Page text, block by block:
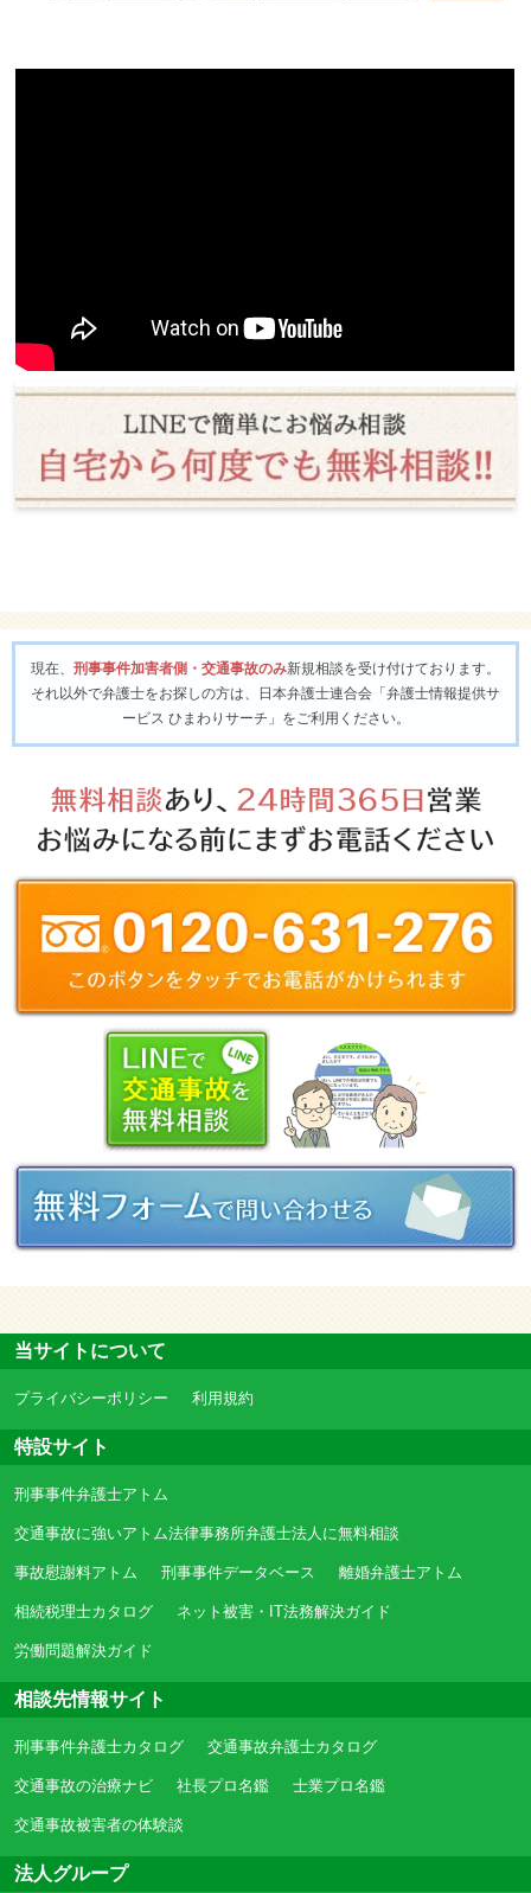
現在、 刑事事件加害者側・交通事故のみ新規相談を受け付けております。
それ以外で弁護士をお探しの方は、日本弁護士連合会「弁護士情報提供サ
ービス ひまわりサーチ」をご利用ください。
当サイトについて
プライバシーポリシー 利用規約
特設サイト
刑事事件弁護士アトム
交通事故に強いアトム法律事務所弁護士法人に無料相談
事故慰謝料アトム 刑事事件データベース 離婚弁護士アトム
相続税理士カタログ ネット被害・IT法務解決ガイド
労働問題解決ガイド
相談先情報サイト
刑事事件弁護士カタログ 交通事故弁護士カタログ
交通事故の治療ナビ 社長プロ名鑑 士業プロ名鑑
交通事故被害者の体験談
法人グループ